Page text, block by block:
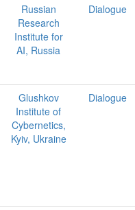
Russian
Research
Institute for
AI, Russia
Dialogue
Glushkov
Institute of
Cybernetics,
Kyiv, Ukraine
Dialogue